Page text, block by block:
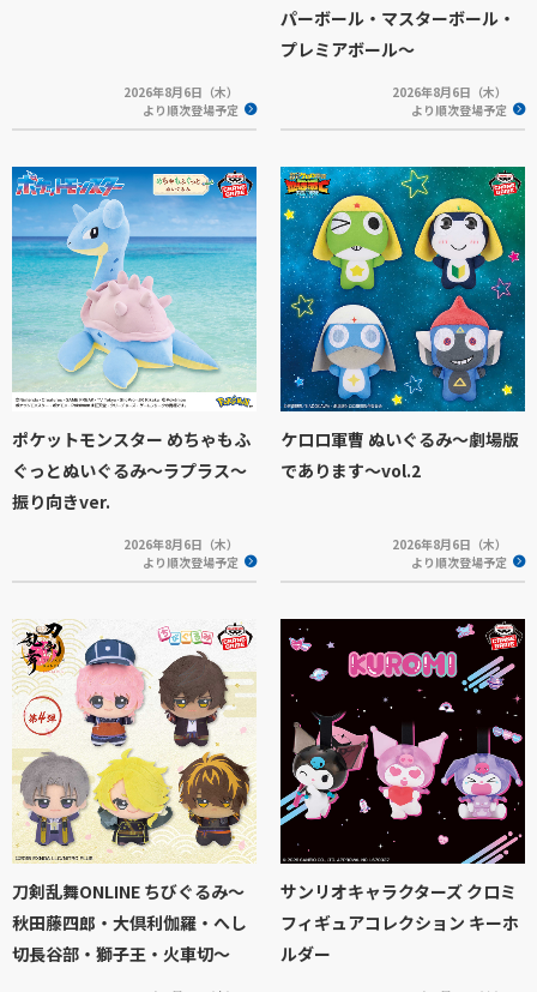
2026年8月6日（木）
より順次登場予定
パーボール・マスターボール・
プレミアボール～
2026年8月6日（木）
より順次登場予定
ポケットモンスター めちゃもふ
ぐっとぬいぐるみ～ラプラス～
振り向きver.
2026年8月6日（木）
より順次登場予定
ケロロ軍曹 ぬいぐるみ～劇場版
であります～vol.2
2026年8月6日（木）
より順次登場予定
刀剣乱舞ONLINE ちびぐるみ～
秋田藤四郎・大倶利伽羅・へし
切長谷部・獅子王・火車切～
サンリオキャラクターズ クロミ
フィギュアコレクション キーホ
ルダー